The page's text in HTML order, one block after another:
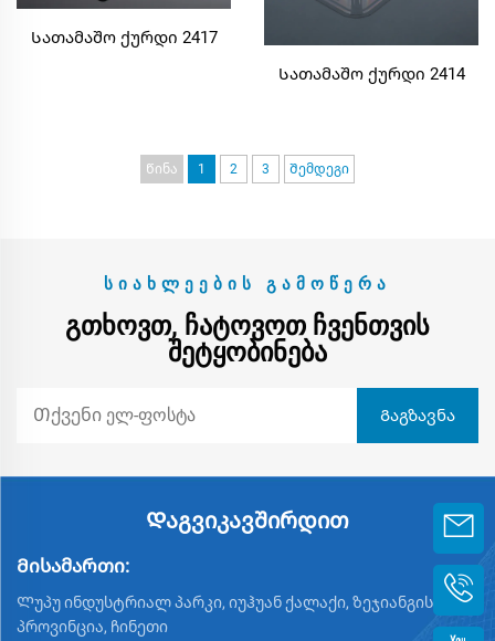
Სათამაშო ქურდი 2417
Სათამაშო ქურდი 2414
Წინა 1 2 3 Შემდეგი
ᲡᲘᲐᲮᲚᲔᲔᲑᲘᲡ ᲒᲐᲛᲝᲬᲔᲠᲐ
ᲒᲗᲮᲝᲕᲗ, ᲩᲐᲢᲝᲕᲝᲗ ᲩᲕᲔᲜᲗᲕᲘᲡ
ᲨᲔᲢᲧᲝᲑᲘᲜᲔᲑᲐ
Დაგვიკავშირდით
Მისამართი:
Ლუპუ ინდუსტრიალ პარკი, იუჰუან ქალაქი, ზეჯიანგის
პროვინცია, ჩინეთი